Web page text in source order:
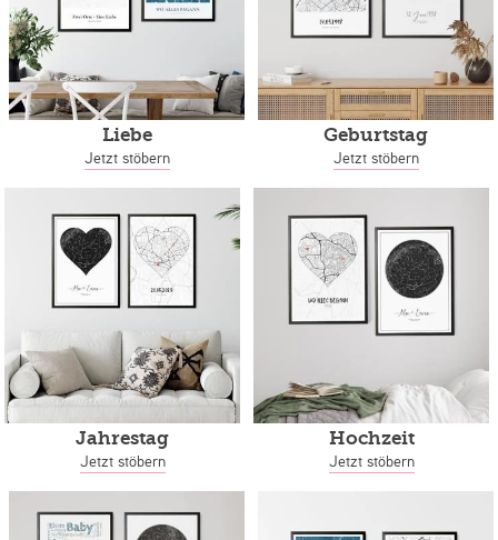
Liebe
Jetzt stöbern
Geburtstag
Jetzt stöbern
Jahrestag
Jetzt stöbern
Hochzeit
Jetzt stöbern